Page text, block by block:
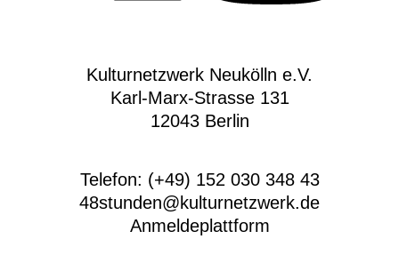
Kulturnetzwerk Neukölln e.V.
Karl-Marx-Strasse 131
12043 Berlin
Telefon: (+49) 152 030 348 43
48stunden@kulturnetzwerk.de
Anmeldeplattform